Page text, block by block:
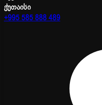
ქუთაისი
+995 585 888 489